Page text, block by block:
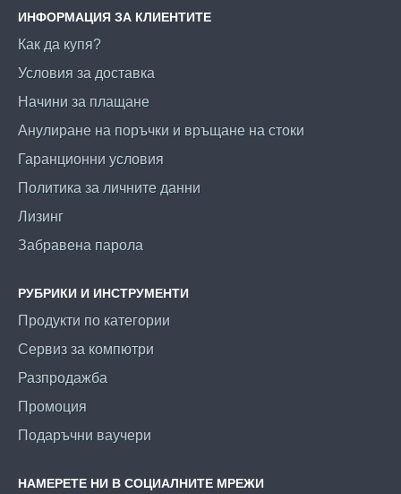
ИНФОРМАЦИЯ ЗА КЛИЕНТИТЕ
Как да купя?
Условия за доставка
Начини за плащане
Анулиране на поръчки и връщане на стоки
Гаранционни условия
Политика за личните данни
Лизинг
Забравена парола
РУБРИКИ И ИНСТРУМЕНТИ
Продукти по категории
Сервиз за компютри
Разпродажба
Промоция
Подаръчни ваучери
НАМЕРЕТЕ НИ В СОЦИАЛНИТЕ МРЕЖИ